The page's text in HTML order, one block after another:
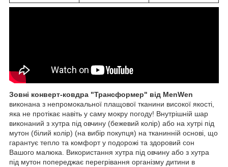
Зовні конверт-ковдра "Трансформер" від MenWen
виконана з непромокальної плащової тканини високої якості,
яка не протікає навіть у саму мокру погоду! Внутрішній шар
виконаний з хутра під овчину (бежевий колір) або на хутрі під
мутон (білий колір) (на вибір покупця) на тканинній основі, що
гарантує тепло та комфорт у подорожі та здоровий сон
Вашого малюка. Використання хутра під овчину або з хутра
під мутон попереджає перегрівання організму дитини в